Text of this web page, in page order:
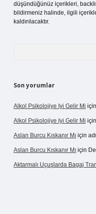
düşündüğünüz içerikleri,
bildirmeniz halinde, ilgili
kaldırılacaktır.
Son yorumlar
Alkol Psikolojiye Iyi Gelir Mi için
Alkol Psikolojiye Iyi Gelir Mi için
Aslan Burcu Kıskanır Mı için
Aslan Burcu Kıskanır Mı için
Aktarmalı Uçuşlarda Bagaj